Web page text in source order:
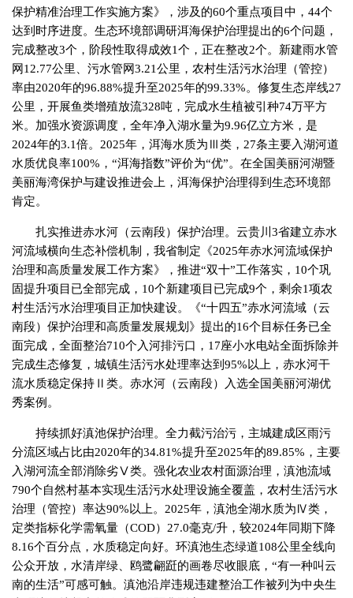
保护精准治理工作实施方案》，涉及的60个重点项目中，44个
达到时序进度。生态环境部调研洱海保护治理提出的6个问题，
完成整改3个，阶段性取得成效1个，正在整改2个。新建雨水管
网12.77公里、污水管网3.21公里，农村生活污水治理（管控）
率由2020年的96.88%提升至2025年的99.33%。修复生态岸线27
公里，开展鱼类增殖放流328吨，完成水生植被引种74万平方
米。加强水资源调度，全年净入湖水量为9.96亿立方米，是
2024年的3.1倍。2025年，洱海水质为Ⅲ类，27条主要入湖河道
水质优良率100%，“洱海指数”评价为“优”。在全国美丽河湖暨
美丽海湾保护与建设推进会上，洱海保护治理得到生态环境部
肯定。
扎实推进赤水河（云南段）保护治理。云贵川3省建立赤水
河流域横向生态补偿机制，我省制定《2025年赤水河流域保护
治理和高质量发展工作方案》，推进“双十”工作落实，10个巩
固提升项目已全部完成，10个新建项目已完成9个，剩余1项农
村生活污水治理项目正加快建设。《“十四五”赤水河流域（云
南段）保护治理和高质量发展规划》提出的16个目标任务已全
面完成，全面整治710个入河排污口，17座小水电站全面拆除并
完成生态修复，城镇生活污水处理率达到95%以上，赤水河干
流水质稳定保持Ⅱ类。赤水河（云南段）入选全国美丽河湖优
秀案例。
持续抓好滇池保护治理。全力截污治污，主城建成区雨污
分流区域占比由2020年的34.81%提升至2025年的89.85%，主要
入湖河流全部消除劣Ⅴ类。强化农业农村面源治理，滇池流域
790个自然村基本实现生活污水处理设施全覆盖，农村生活污水
治理（管控）率达90%以上。2025年，滇池全湖水质为Ⅳ类，
定类指标化学需氧量（COD）27.0毫克/升，较2024年同期下降
8.16个百分点，水质稳定向好。环滇池生态绿道108公里全线向
公众开放，水清岸绿、鸥鹭翩跹的画卷尽收眼底，“有一种叫云
南的生活”可感可触。滇池沿岸违规违建整治工作被列为中央生